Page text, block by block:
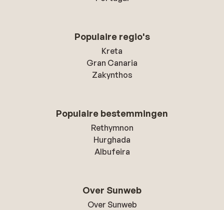
Populaire regio's
Kreta
Gran Canaria
Zakynthos
Populaire bestemmingen
Rethymnon
Hurghada
Albufeira
Over Sunweb
Over Sunweb